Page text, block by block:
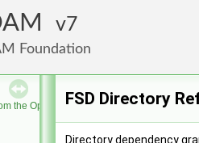
7
Foundation
the OpenFOAM Foundation
FSD Directory
Directory dependency